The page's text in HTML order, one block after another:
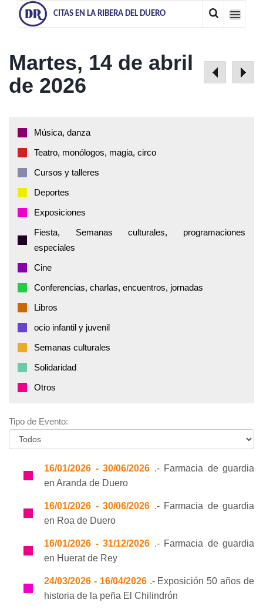
CITAS EN LA RIBERA DEL DUERO
Martes, 14 de abril
de 2026
Música, danza
Teatro, monólogos, magia, circo
Cursos y talleres
Deportes
Exposiciones
Fiesta, Semanas culturales, programaciones
especiales
Cine
Conferencias, charlas, encuentros, jornadas
Libros
ocio infantil y juvenil
Semanas culturales
Solidaridad
Otros
Tipo de Evento:
16/01/2026 - 30/06/2026 .- Farmacia de guardia
en Aranda de Duero
16/01/2026 - 30/06/2026 .- Farmacia de guardia
en Roa de Duero
16/01/2026 - 31/12/2026 .- Farmacia de guardia
en Huerat de Rey
24/03/2026 - 16/04/2026.- Exposición 50 años de
historia de la peña El Chilindrón